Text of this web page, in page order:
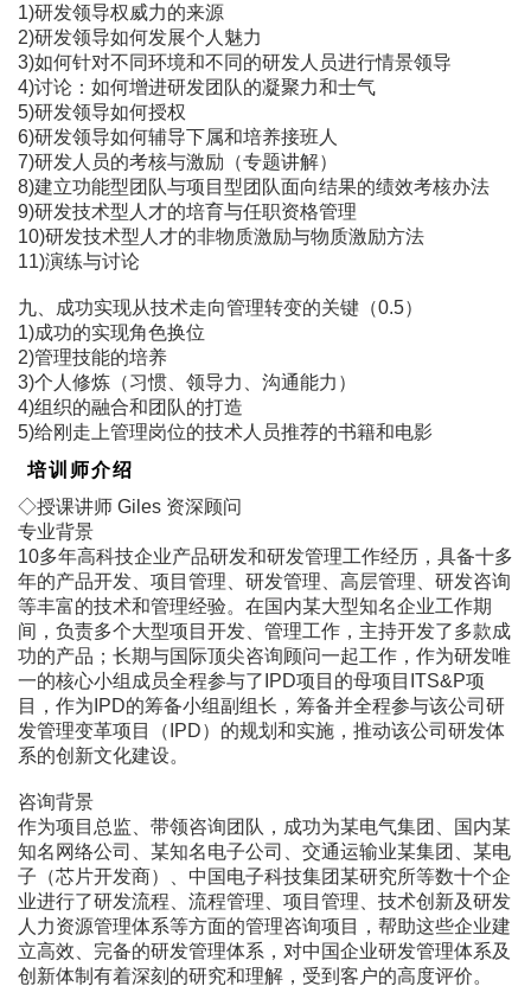
1)研发领导权威力的来源
2)研发领导如何发展个人魅力
3)如何针对不同环境和不同的研发人员进行情景领导
4)讨论：如何增进研发团队的凝聚力和士气
5)研发领导如何授权
6)研发领导如何辅导下属和培养接班人
7)研发人员的考核与激励（专题讲解）
8)建立功能型团队与项目型团队面向结果的绩效考核办法
9)研发技术型人才的培育与任职资格管理
10)研发技术型人才的非物质激励与物质激励方法
11)演练与讨论
九、成功实现从技术走向管理转变的关键（0.5）
1)成功的实现角色换位
2)管理技能的培养
3)个人修炼（习惯、领导力、沟通能力）
4)组织的融合和团队的打造
5)给刚走上管理岗位的技术人员推荐的书籍和电影
培训师介绍
◇授课讲师 Giles 资深顾问
专业背景
10多年高科技企业产品研发和研发管理工作经历，具备十多
年的产品开发、项目管理、研发管理、高层管理、研发咨询
等丰富的技术和管理经验。在国内某大型知名企业工作期
间，负责多个大型项目开发、管理工作，主持开发了多款成
功的产品；长期与国际顶尖咨询顾问一起工作，作为研发唯
一的核心小组成员全程参与了IPD项目的母项目ITS&P项
目，作为IPD的筹备小组副组长，筹备并全程参与该公司研
发管理变革项目（IPD）的规划和实施，推动该公司研发体
系的创新文化建设。
咨询背景
作为项目总监、带领咨询团队，成功为某电气集团、国内某
知名网络公司、某知名电子公司、交通运输业某集团、某电
子（芯片开发商）、中国电子科技集团某研究所等数十个企
业进行了研发流程、流程管理、项目管理、技术创新及研发
人力资源管理体系等方面的管理咨询项目，帮助这些企业建
立高效、完备的研发管理体系，对中国企业研发管理体系及
创新体制有着深刻的研究和理解，受到客户的高度评价。